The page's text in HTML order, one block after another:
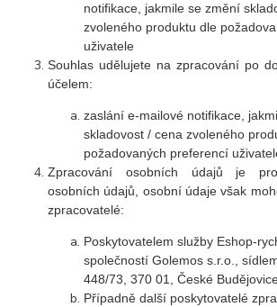
notifikace, jakmile se změní
zvoleného produktu dle
uživatele
Souhlas udělujete na zpracování po
účelem:
zaslání e-mailové notifikace,
skladovost / cena zvoleného
požadovaných preferencí
Zpracování osobních údajů je
osobních údajů, osobní údaje však
zpracovatelé:
Poskytovatelem služby Eshop-
společností Golemos s.r.o.,
448/73, 370 01, České
Případně další poskytovatelé